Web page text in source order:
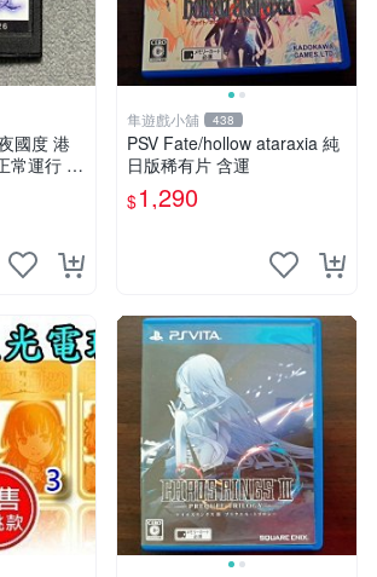
國度 港
常運行 索
無夜
卡
隼遊戲小舖 438
PSV Fate/hollow ataraxia 純
日版稀有片 含運
$1,290